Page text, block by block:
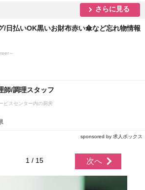
さらに見る
/日払いOK黒いお財布赤い傘など忘れ物情報
～
師/調理スタッフ
ビスセンター内の厨房
sponsored by 求人ボックス
1 / 15 次へ